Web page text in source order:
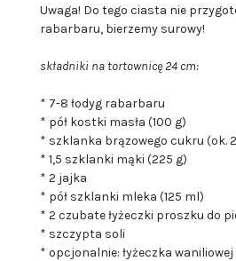
Uwaga! Do tego ciasta nie
rabarbaru, bierzemy surowy!
składniki na tortownicę 24 cm:
* 7-8 łodyg rabarbaru
* pół kostki masła (100 g)
* szklanka brązowego cukru (ok.
* 1,5 szklanki mąki (225 g)
* 2 jajka
* pół szklanki mleka (125 ml)
* 2 czubate łyżeczki proszku do
* szczypta soli
* opcjonalnie: łyżeczka